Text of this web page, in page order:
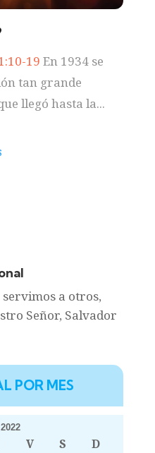
19 En 1934 se
tan grande
llegó hasta la...
a otros,
Señor, Salvador
POR MES
V S
D